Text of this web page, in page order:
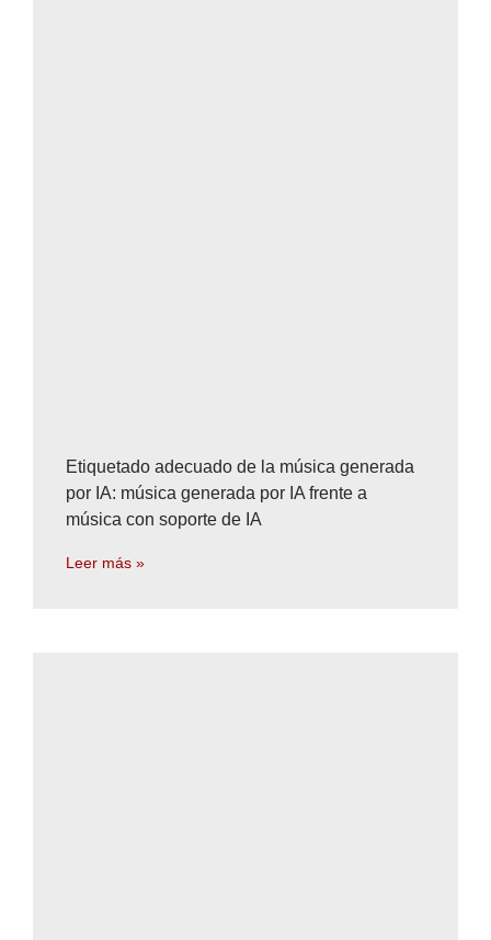
Etiquetado adecuado de la música generada
por IA: música generada por IA frente a
música con soporte de IA
Leer más »